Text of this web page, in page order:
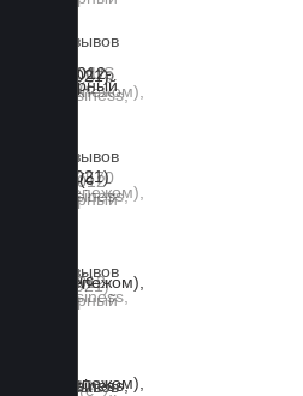
0 отзывов
0 отзывов
0 отзывов
0 отзывов